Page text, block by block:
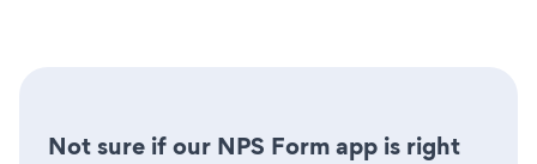
Not sure if our NPS Form app is right